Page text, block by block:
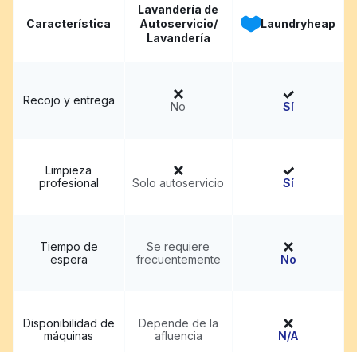
Característica
Lavandería de
Autoservicio/
Lavandería
Laundryheap
Recojo y entrega No Sí
Limpieza
profesional
Solo autoservicio Sí
Tiempo de
espera
Se requiere
frecuentemente
No
Disponibilidad de
máquinas
Depende de la
afluencia
N/A